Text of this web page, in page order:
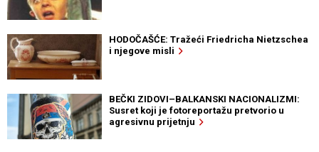
HODOČAŠĆE: Tražeći Friedricha Nietzschea
i njegove misli
BEČKI ZIDOVI–BALKANSKI NACIONALIZMI:
Susret koji je fotoreportažu pretvorio u
agresivnu prijetnju